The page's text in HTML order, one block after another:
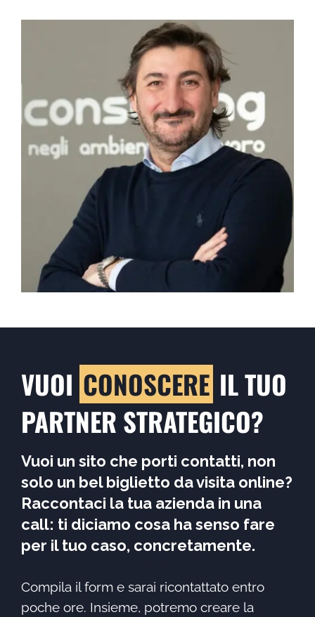
VUOI CONOSCERE IL TUO
PARTNER STRATEGICO?
Vuoi un sito che porti contatti, non
solo un bel biglietto da visita online?
Raccontaci la tua azienda in una
call: ti diciamo cosa ha senso fare
per il tuo caso, concretamente.
Compila il form e sarai ricontattato entro
poche ore. Insieme, potremo creare la